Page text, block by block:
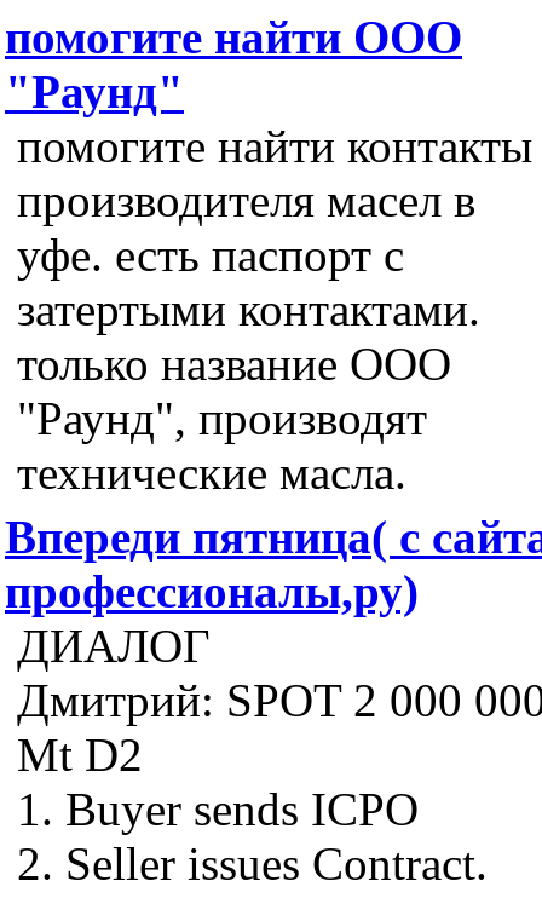
помогите найти ООО
"Раунд"
помогите найти контакты
производителя масел в
уфе. есть паспорт с
затертыми контактами.
только название ООО
"Раунд", производят
технические масла.
Впереди пятница( с
профессионалы,ру)
ДИАЛОГ
Дмитрий: SPOT 2 000
Mt D2
1. Buyer sends ICPO
2. Seller issues Contract.